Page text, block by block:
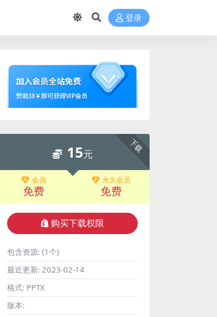
登录
下载
15元
会员
免费
永久会员
免费
购买下载权限
包含资源: (1个)
最近更新: 2023-02-14
格式: PPTX
版本: